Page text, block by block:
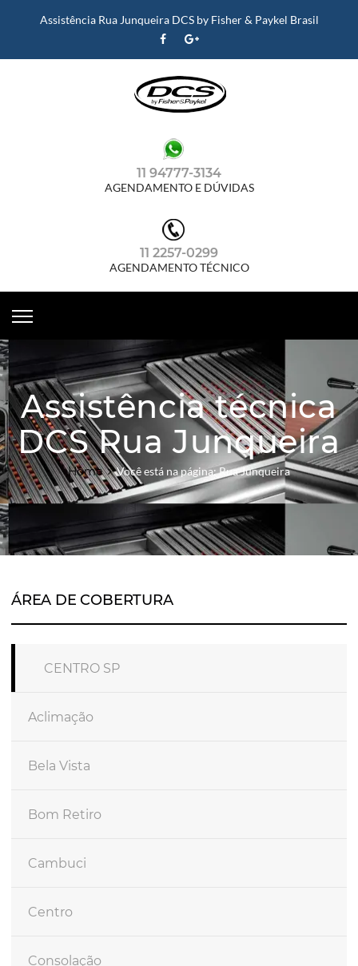
Assistência Rua Junqueira DCS by Fisher & Paykel Brasil
11 94777-3134
AGENDAMENTO E DÚVIDAS
11 2257-0299
AGENDAMENTO TÉCNICO
Assistência técnica
DCS Rua Junqueira
Home Você está na página: Rua Junqueira
ÁREA DE COBERTURA
CENTRO SP
Aclimação
Bela Vista
Bom Retiro
Cambuci
Centro
Consolação